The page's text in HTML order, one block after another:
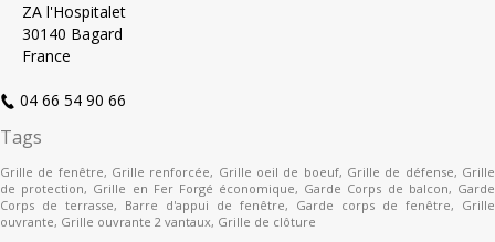
ZA l'Hospitalet
30140 Bagard
France
04 66 54 90 66
Tags
Grille de fenêtre, Grille renforcée, Grille oeil de boeuf, Grille de défense, Grille
de protection, Grille en Fer Forgé économique, Garde Corps de balcon, Garde
Corps de terrasse, Barre d'appui de fenêtre, Garde corps de fenêtre, Grille
ouvrante, Grille ouvrante 2 vantaux, Grille de clôture